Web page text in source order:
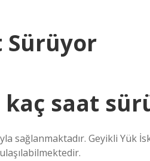
Sürüyor
saat
sağlanmaktadır. Geyikli Yük